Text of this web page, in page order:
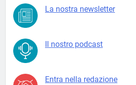
La nostra newsletter
Il nostro podcast
Entra nella redazione